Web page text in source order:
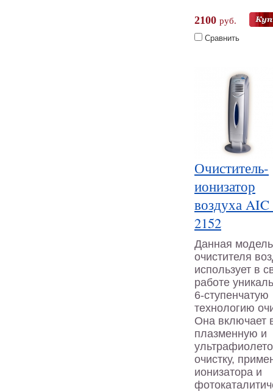
2100 руб.
Сравнить
Очиститель-
ионизатор
воздуха
2152
Данная модель
очистителя
использует в
работе
6-ступенчатую
технологию
Она включает
плазменную и
очистку,
ионизатора и